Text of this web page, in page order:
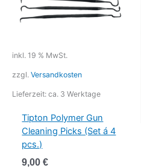
inkl. 19 % MwSt.
zzgl. Versandkosten
Lieferzeit: ca. 3 Werktage
Tipton Polymer Gun
Cleaning Picks (Set á 4
pcs.)
9,00€